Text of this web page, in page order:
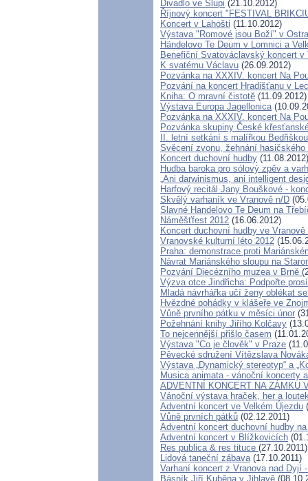
Divadlo ve Slupi (21.10.2012)
Říjnový koncert "FESTIVAL
Koncert v Lahošti (11.10.2012)
Výstava "Romové jsou Boží" v
Händelovo Te Deum v Lomnici a
Benefiční Svatováclavský koncert
K svatému Václavu (26.09.2012)
Pozvánka na XXXIV. koncert Na
Pozvání na koncert Hradišťanu v
Kniha: O mravní čistotě (11.09.2012)
Výstava Europa Jagellonica
Pozvánka na XXXIV. koncert Na
Pozvánka skupiny České
II. letní setkání s malířkou
Svěcení zvonu, žehnání
Koncert duchovní hudby (11.08.2012)
Hudba baroka pro sólový zpěv a
„Ani darwinismus, ani intelligent
Harfový recitál Jany Bouškové -
Skvělý varhaník ve Vranově n/D
Slavné Handelovo Te Deum na
Náměšťfest 2012 (16.06.2012)
Koncert duchovní hudby ve
Vranovské kulturní léto 2012
Praha: demonstrace proti
Návrat Mariánského sloupu na
Pozvání Diecézního muzea v Brně
Výzva otce Jindřicha: Podpořte
Mladá návrhářka učí ženy oblékat
Hvězdné pohádky v klášeře ve
Vůně prvního pátku v měsíci únor
Požehnání knihy Jiřího Kolčavy
To nejcennější přišlo časem
Výstava "Co je člověk" v Praze
Pěvecké sdružení Vítězslava
Výstava „Dynamický stereotyp“ a
Musica animata - vánoční koncerty
ADVENTNÍ KONCERT NA ZÁMKU
Vánoční výstava hraček, her a
Adventní koncert ve Velkém Újezdu
Vůně prvních pátků (02.12.2011)
Adventní koncert duchovní hudby
Adventní koncert v Blížkovicích
Res publica & res tituce (27.10.2011)
Lidová taneční zábava(17.10.2011)
Varhaní koncert z Vranova nad Dyjí
Básník Jiří Kuběna v Jihlavě